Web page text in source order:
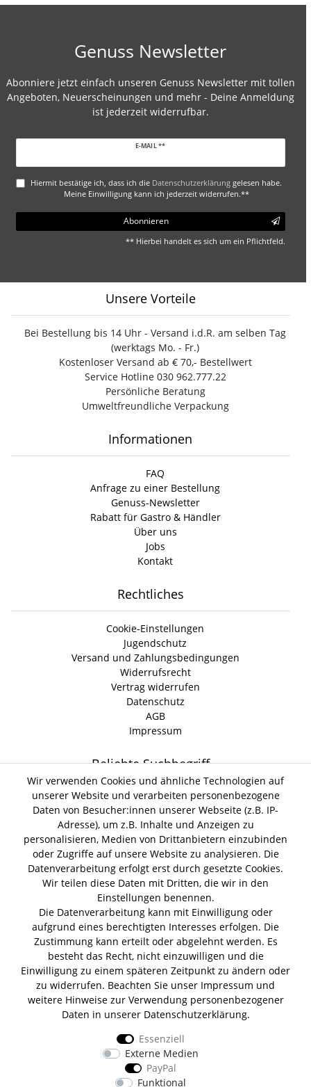
Genuss Newsletter
Abonniere jetzt einfach unseren Genuss Newsletter mit tollen
Angeboten, Neuerscheinungen und mehr - Deine Anmeldung
ist jederzeit widerrufbar.
E-MAIL **
Hiermit bestätige ich, dass ich die Daten­schutz­erklärung gelesen habe.
Meine Einwilligung kann ich jederzeit widerrufen.**
Abonnieren
** Hierbei handelt es sich um ein Pflichtfeld.
Unsere Vorteile
Bei Bestellung bis 14 Uhr - Versand i.d.R. am selben Tag
(werktags Mo. - Fr.)
Kostenloser Versand ab € 70,- Bestellwert
Service Hotline 030 962.777.22
Persönliche Beratung
Umweltfreundliche Verpackung
Informationen
FAQ
Anfrage zu einer Bestellung
Genuss-Newsletter
Rabatt für Gastro & Händler
Über uns
Jobs
Kontakt
Rechtliches
Cookie-Einstellungen
Jugendschutz
Versand und Zahlungsbedingungen
Widerrufsrecht
Vertrag widerrufen
Datenschutz
AGB
Impressum
Beliebte Suchbegriff
Gin Tonic Kokoswasser Lind Lime GinMonkey 47 Gin
Erdnussöl Alpako Gin Isle of Harris GinThomas
Henry Hendrick s Gin Gin Tasting BoxSan Marzano
Tomaten Boar Gin Summer GinAlbaöl Tartufi Pralinen
Fever Tree 1724 TonicFentimans Tonic
Lagerverkauf
Lifestyle & Genuss Abhollager
Wolfenerstr. 32-34
Tor 1 I Haus B I 1. OG
12681 Berlin
Unsere Zahlungsarten
Wir versenden mit
Wir verwenden Cookies und ähnliche Technologien auf
unserer Website und verarbeiten personenbezogene
Daten von Besucher:innen unserer Webseite (z.B. IP-
Adresse), um z.B. Inhalte und Anzeigen zu
personalisieren, Medien von Drittanbietern einzubinden
oder Zugriffe auf unsere Website zu analysieren. Die
Datenverarbeitung erfolgt erst durch gesetzte Cookies.
Wir teilen diese Daten mit Dritten, die wir in den
Einstellungen benennen.
Die Datenverarbeitung kann mit Einwilligung oder
aufgrund eines berechtigten Interesses erfolgen. Die
Zustimmung kann erteilt oder abgelehnt werden. Es
besteht das Recht, nicht einzuwilligen und die
Einwilligung zu einem späteren Zeitpunkt zu ändern oder
zu widerrufen. Beachten Sie unser Impressum und
weitere Hinweise zur Verwendung personenbezogener
Daten in unserer Daten­schutz­erklärung.
Essenziell
Externe Medien
PayPal
Funktional